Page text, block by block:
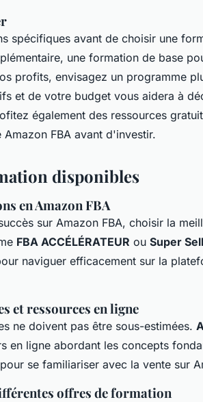
spécifiques avant de choisir une
une formation de base
profits, envisagez un programme
et de votre budget vous aidera à
également des ressources
FBA avant d'investir.
disponibles
en Amazon FBA
sur Amazon FBA, choisir la
FBA ACCÉLÉRATEUR ou Super
naviguer efficacement sur la
et ressources en ligne
ne doivent pas être sous-estimées.
en ligne abordant les concepts
se familiariser avec la vente sur
offres de formation